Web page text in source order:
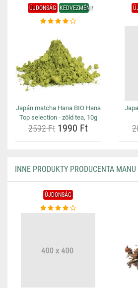
ÚJDONSÁG KEDVEZMÉNY
Japán matcha Hana BIO Hana
Top selection - zöld tea, 10g
2592 Ft 1990 Ft
INNE PRODUKTY PRODUCENTA MANU
ÚJDONSÁG